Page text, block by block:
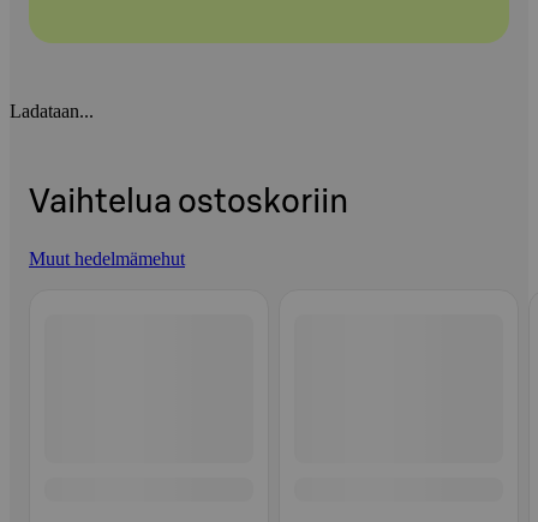
Ladataan...
Vaihtelua ostoskoriin
Muut hedelmämehut